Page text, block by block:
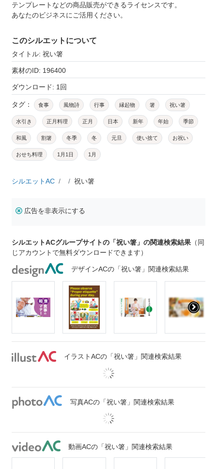
テンプレートなどの商品販売ができるライセンスです。
あなたのビジネスにご活用ください。
このシルエットについて
タイトル: 祝い箸
素材のID: 196400
ダウンロード: 1回
タグ： 食事 風物詩 行事 縁起物 箸 祝い箸
水引き 正月料理 正月 日本 新年 年始 季節
和風 割箸 冬季 冬 元旦 使い捨て お祝い
おせち料理 1月1日 1月
シルエットAC 祝い箸
広告を非表示にする
シルエットACグループサイトの「祝い箸」の関連検索結果 （同
じアカウントで無料ダウンロードできます）
デザインACの「祝い箸」関連検索結果
イラストACの「祝い箸」関連検索結果
写真ACの「祝い箸」関連検索結果
動画ACの「祝い箸」関連検索結果